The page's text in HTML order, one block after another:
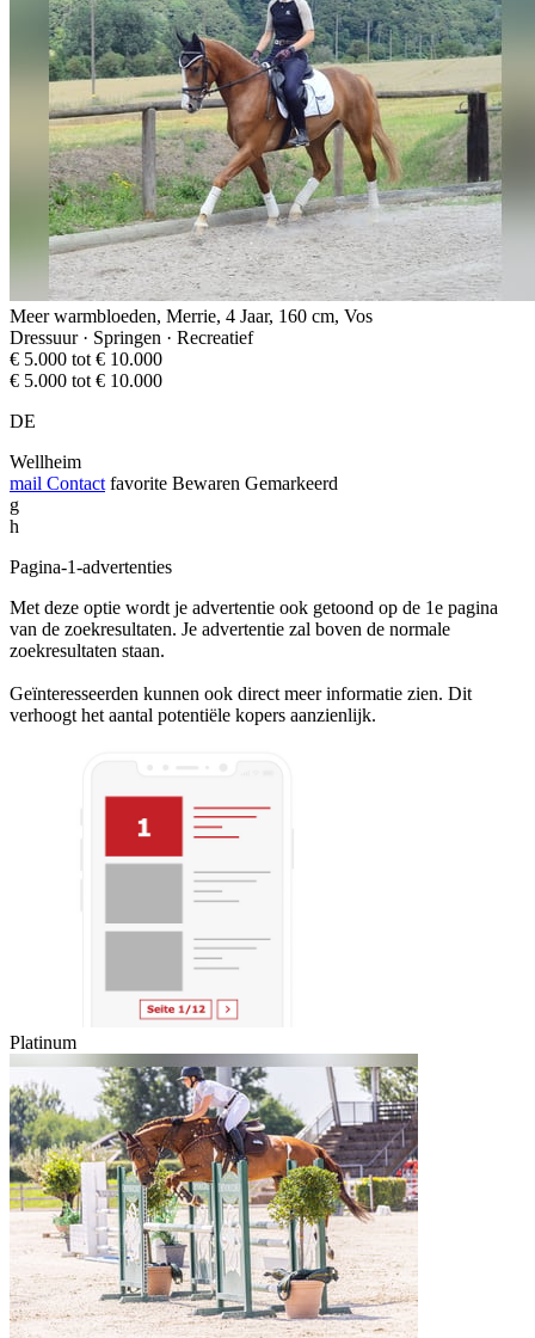
Meer warmbloeden, Merrie, 4 Jaar, 160 cm, Vos
Dressuur · Springen · Recreatief
€ 5.000 tot € 10.000
€ 5.000 tot € 10.000
DE
Wellheim
mail Contact favorite Bewaren Gemarkeerd
g
h
Pagina-1-advertenties
Met deze optie wordt je advertentie ook getoond op de 1e pagina
van de zoekresultaten. Je advertentie zal boven de normale
zoekresultaten staan.
Geïnteresseerden kunnen ook direct meer informatie zien. Dit
verhoogt het aantal potentiële kopers aanzienlijk.
Platinum